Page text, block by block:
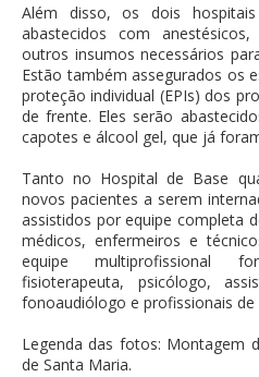
Além disso, os dois
abastecidos com
outros insumos necessários
Estão também assegurados os
proteção individual (EPIs) dos
de frente. Eles serão
capotes e álcool gel, que já
Tanto no Hospital de Base
novos pacientes a serem
assistidos por equipe completa
médicos, enfermeiros e
equipe multiprofissional
fisioterapeuta, psicólogo,
fonoaudiólogo e profissionais
Legenda das fotos: Montagem
de Santa Maria.